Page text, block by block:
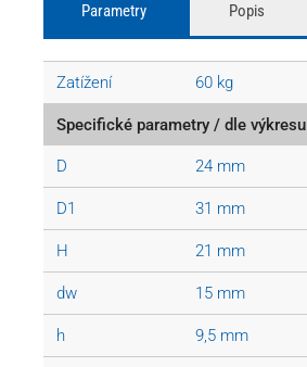
Parametry Popis
Zatížení 60 kg
Specifické parametry / dle výkresu
D 24 mm
D1 31 mm
H 21 mm
dw 15 mm
h 9,5 mm